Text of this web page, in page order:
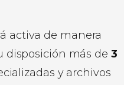
activa de manera
disposición más de 3
y archivos